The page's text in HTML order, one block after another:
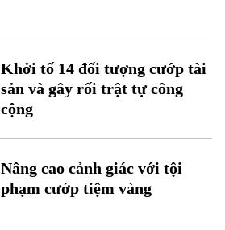
Khởi tố 14 đối tượng cướp tài
sản và gây rối trật tự công
cộng
Nâng cao cảnh giác với tội
phạm cướp tiệm vàng